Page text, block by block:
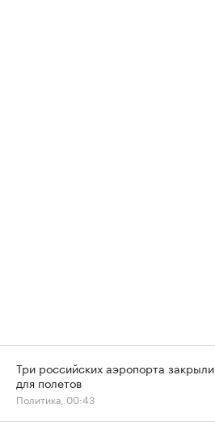
Три российских аэропорта закрыли
для полетов
Политика, 00:43